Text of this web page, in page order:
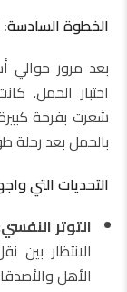
الخطوة السادسة:
بعد مرور حوالي
اختبار الحمل.
شعرت بفرحة كبيرة
بالحمل بعد رحلة
التحديات التي
التوتر
الانتظار بين
الأهل